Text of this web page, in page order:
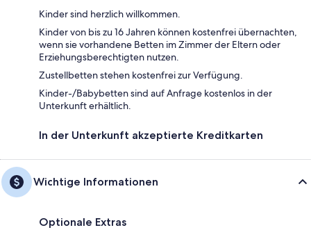
Kinder sind herzlich willkommen.
Kinder von bis zu 16 Jahren können kostenfrei übernachten,
wenn sie vorhandene Betten im Zimmer der Eltern oder
Erziehungsberechtigten nutzen.
Zustellbetten stehen kostenfrei zur Verfügung.
Kinder-/Babybetten sind auf Anfrage kostenlos in der
Unterkunft erhältlich.
In der Unterkunft akzeptierte Kreditkarten
Wichtige Informationen
Optionale Extras